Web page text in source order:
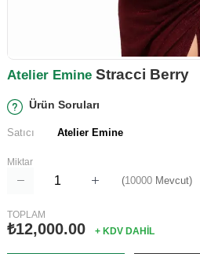
Atelier EmineStracci Berry
Ürün Soruları
Satıcı Atelier Emine
Miktar
(10000Mevcut)
TOPLAM
₺12,000.00 + KDV DAHİL